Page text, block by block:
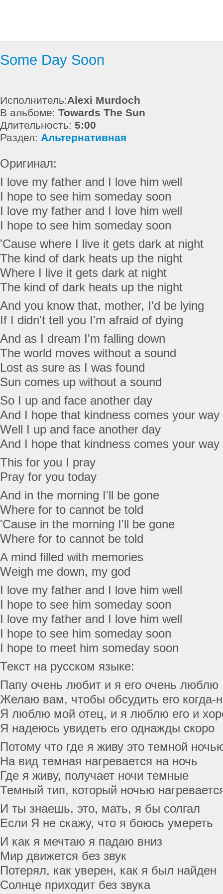
Some Day Soon
Исполнитель:Alexi Murdoch
В альбоме: Towards The Sun
Длительность: 5:00
Раздел: Альтернативная
Оригинал:
I love my father and I love him well
I hope to see him someday soon
I love my father and I love him well
I hope to see him someday soon
'Cause where I live it gets dark at night
The kind of dark heats up the night
Where I live it gets dark at night
The kind of dark heats up the night
And you know that, mother, I'd be lying
If I didn't tell you I'm afraid of dying
And as I dream I'm falling down
The world moves without a sound
Lost as sure as I was found
Sun comes up without a sound
So I up and face another day
And I hope that kindness comes your way
Well I up and face another day
And I hope that kindness comes your way
This for you I pray
Pray for you today
And in the morning I'll be gone
Where for to cannot be told
'Cause in the morning I'll be gone
Where for to cannot be told
A mind filled with memories
Weigh me down, my god
I love my father and I love him well
I hope to see him someday soon
I love my father and I love him well
I hope to see him someday soon
I hope to meet him someday soon
Текст на русском языке:
Папу очень любит и я его очень люблю
Желаю вам, чтобы обсудить его когда-
Я люблю мой отец, и я люблю его и
Я надеюсь увидеть его однажды скоро
Потому что где я живу это темной
На вид темная нагревается на ночь
Где я живу, получает ночи темные
Темный тип, который ночью
И ты знаешь, это, мать, я бы солгал
Если Я не скажу, что я боюсь умереть
И как я мечтаю я падаю вниз
Мир движется без звук
Потерял, как уверен, как я был найден
Солнце приходит без звука